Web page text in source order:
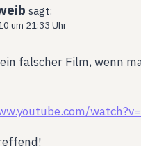
sagt:
um 21:33 Uhr
falscher Film, wenn